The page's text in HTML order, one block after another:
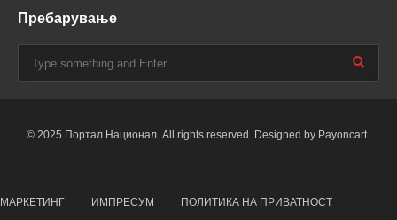
Пребарување
© 2025 Портал Национал. All rights reserved. Designed by Payoncart.
МАРКЕТИНГ ИМПРЕСУМ ПОЛИТИКА НА ПРИВАТНОСТ